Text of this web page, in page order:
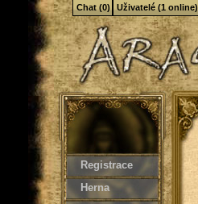
Registrace
Herna
Chat (0) Uživatelé (1 online)